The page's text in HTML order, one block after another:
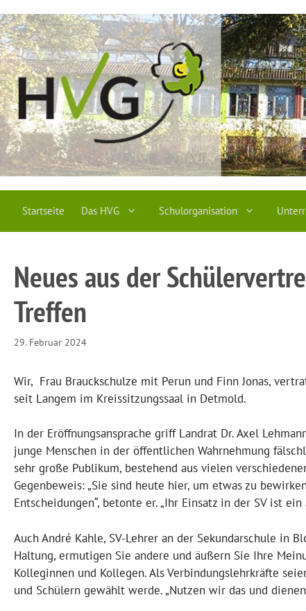
Inhalt
springen
Startseite Das HVG Schulorganisation
Neues aus der
Treffen
29. Februar 2024
Wir, Frau Brauckschulze mit Perun und Finn Jonas,
seit Langem im Kreissitzungssaal in Detmold.
In der Eröffnungsansprache griff Landrat Dr. Axel
junge Menschen in der öffentlichen Wahrnehmung
sehr große Publikum, bestehend aus vielen
Gegenbeweis: „Sie sind heute hier, um etwas zu
Entscheidungen“, betonte er. „Ihr Einsatz in der SV ist
Auch André Kahle, SV-Lehrer an der Sekundarschule in
Haltung, ermutigen Sie andere und äußern Sie Ihre
Kolleginnen und Kollegen. Als Verbindungslehrkräfte
und Schülern gewählt werde. „Nutzen wir das und